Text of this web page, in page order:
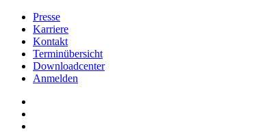
Presse
Karriere
Kontakt
Terminübersicht
Downloadcenter
Anmelden